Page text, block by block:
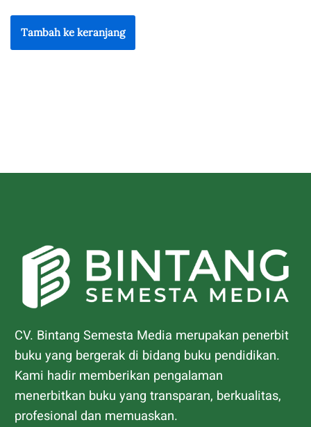
Tambah ke keranjang
CV. Bintang Semesta Media merupakan penerbit
buku yang bergerak di bidang buku pendidikan.
Kami hadir memberikan pengalaman
menerbitkan buku yang transparan, berkualitas,
profesional dan memuaskan.